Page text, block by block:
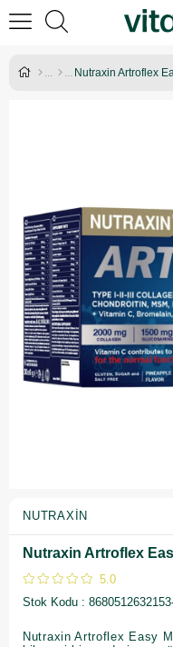
Nutraxin Artroflex
NUTRAXIN
Nutraxin Artroflex
5.0
Stok Kodu
Nutraxin Artroflex Easy